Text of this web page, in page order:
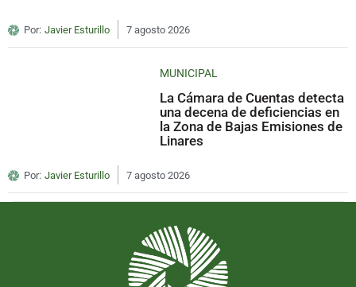
Por: Javier Esturillo 7 agosto 2026
MUNICIPAL
La Cámara de Cuentas detecta
una decena de deficiencias en
la Zona de Bajas Emisiones de
Linares
Por: Javier Esturillo 7 agosto 2026